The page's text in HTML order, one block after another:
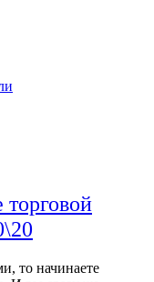
то начинаете